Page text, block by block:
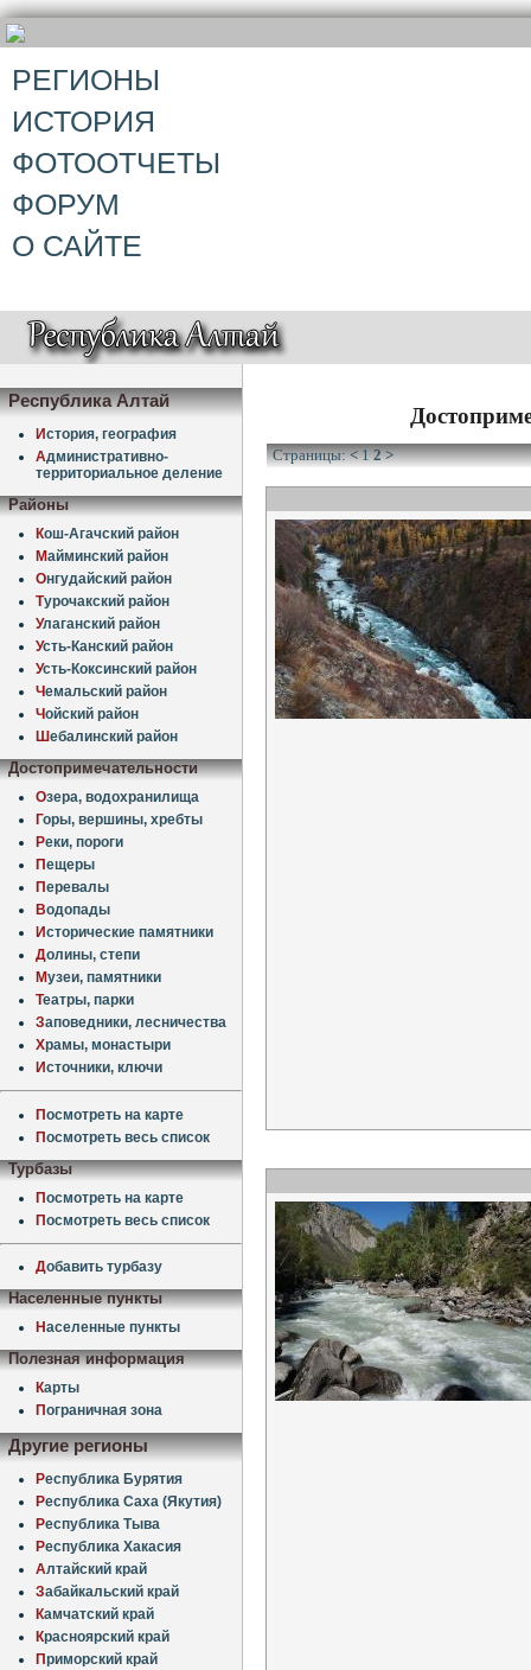
РЕГИОНЫ
ИСТОРИЯ
ФОТООТЧЕТЫ
ФОРУМ
О САЙТЕ
Республика Алтай
История, география
Административно-
территориальное деление
Районы
Кош-Агачский район
Майминский район
Онгудайский район
Турочакский район
Улаганский район
Усть-Канский район
Усть-Коксинский район
Чемальский район
Чойский район
Шебалинский район
Достопримечательности
Озера, водохранилища
Горы, вершины, хребты
Реки, пороги
Пещеры
Перевалы
Водопады
Исторические памятники
Долины, степи
Музеи, памятники
Театры, парки
Заповедники, лесничества
Храмы, монастыри
Источники, ключи
Посмотреть на карте
Посмотреть весь список
Турбазы
Посмотреть на карте
Посмотреть весь список
Добавить турбазу
Населенные пункты
Населенные пункты
Полезная информация
Карты
Пограничная зона
Другие регионы
Республика Бурятия
Республика Саха (Якутия)
Республика Тыва
Республика Хакасия
Алтайский край
Забайкальский край
Камчатский край
Красноярский край
Приморский край
Страницы:< 1 2 >